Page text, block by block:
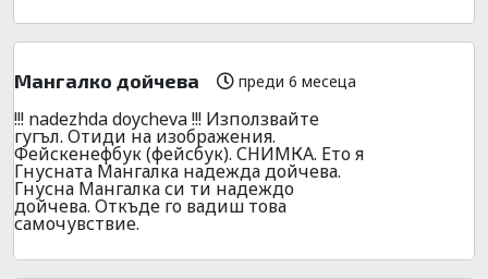
Мангалко дойчева преди 6 месеца
!!! nadezhda doycheva !!! Използвайте
гугъл. Отиди на изображения.
Фейскенефбук (фейсбук). СНИМКА. Ето я
Гнусната Мангалка надежда дойчева.
Гнусна Мангалка си ти надеждо
дойчева. Откъде го вадиш това
самочувствие.